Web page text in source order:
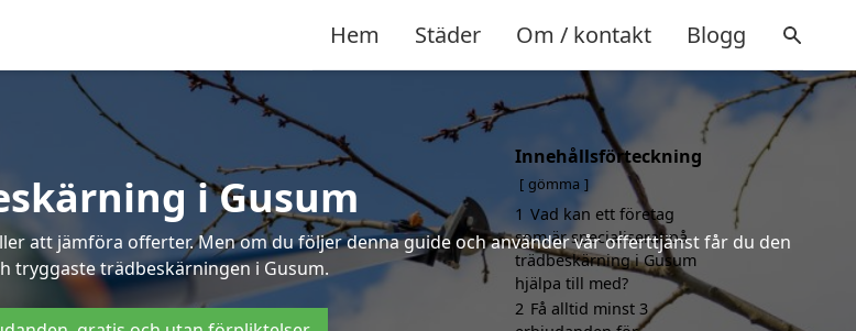
Hem Städer Om / kontakt Blogg
i Gusum
att jämföra offerter. Men om du följer denna guide och använder vår offerttjänst får du den
tryggaste trädbeskärningen i Gusum.
Innehållsförteckning
gömma
1 Vad kan ett företag
som är specialiserat på
trädbeskärning i Gusum
hjälpa till med?
2 Få alltid minst 3